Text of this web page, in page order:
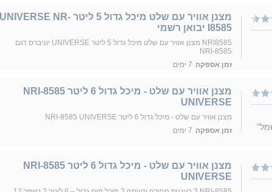
מצנן אוויר עם שלט מיכל גדול 5 ליטר UNIVERSE NR-
I8585 יבואן רשמי
NRI8585 מצנן אוויר עם שלט מיכל גדול 5 ליטר UNIVERSE יוניברס דגם
NRI-8585
זמן אספקה 7 ימים
מצנן אוויר עם שלט - מיכל גדול 6 ליטר NRI-8585
UNIVERSE
מצנן אוויר עם שלט - מיכל גדול 6 ליטר NRI-8585 UNIVERSE
זמן אספקה 7 ימים
מצנן אוויר עם שלט - מיכל גדול 6 ליטר NRI-8585
UNIVERSE